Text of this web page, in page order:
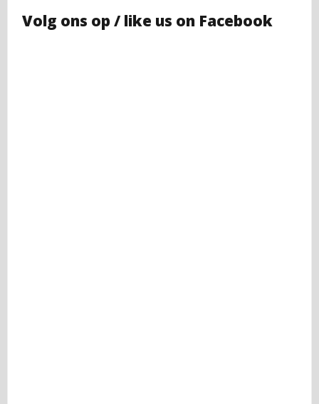
Volg ons op / like us on Facebook